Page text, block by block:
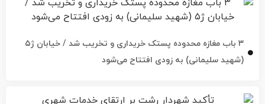
۳ باب مغازه محدوده پستک خریداری و تخریب شد / خیابان ژ۵
(شهید سلیمانی) به زودی افتتاح می‌شود